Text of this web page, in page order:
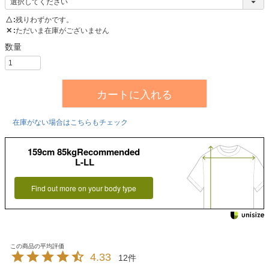
△ 残りわずかです。
✕ ただいま在庫がございません
カートに入れる
在庫がない場合はこちらもチェック
159cm 85kgRecommended
L-LL
Find out more on your body type
4.33 12